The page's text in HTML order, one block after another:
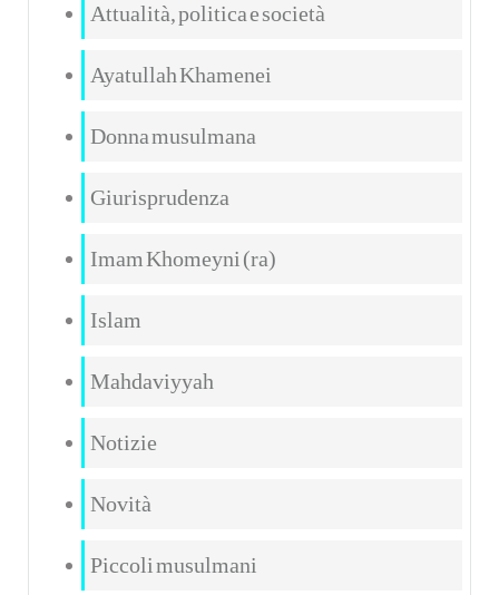
Attualità, politica e società
Ayatullah Khamenei
Donna musulmana
Giurisprudenza
Imam Khomeyni (ra)
Islam
Mahdaviyyah
Notizie
Novità
Piccoli musulmani